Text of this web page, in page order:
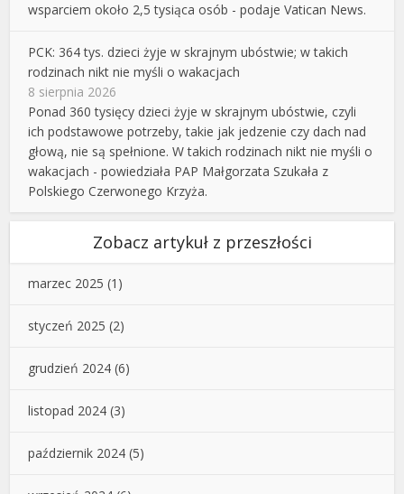
wsparciem około 2,5 tysiąca osób - podaje Vatican News.
PCK: 364 tys. dzieci żyje w skrajnym ubóstwie; w takich
rodzinach nikt nie myśli o wakacjach
8 sierpnia 2026
Ponad 360 tysięcy dzieci żyje w skrajnym ubóstwie, czyli
ich podstawowe potrzeby, takie jak jedzenie czy dach nad
głową, nie są spełnione. W takich rodzinach nikt nie myśli o
wakacjach - powiedziała PAP Małgorzata Szukała z
Polskiego Czerwonego Krzyża.
Zobacz artykuł z przeszłości
marzec 2025 (1)
styczeń 2025 (2)
grudzień 2024 (6)
listopad 2024 (3)
październik 2024 (5)